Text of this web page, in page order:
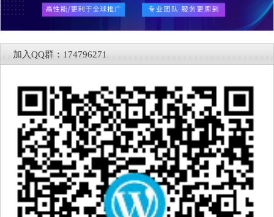
加入QQ群：174796271